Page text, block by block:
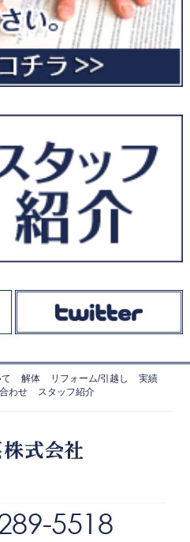
解体 リフォーム/引越し
実績
わせ スタッフ紹介